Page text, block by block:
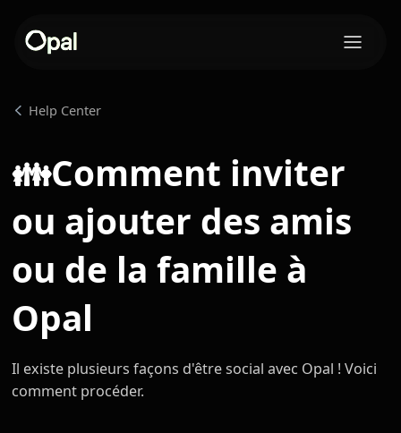
Help Center
👪Comment inviter
ou ajouter des amis
ou de la famille à
Opal
Il existe plusieurs façons d'être social avec Opal ! Voici
comment procéder.